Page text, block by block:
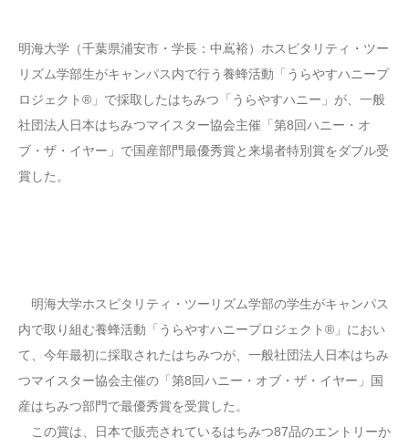
明海大学（千葉県浦安市・学長：中嶌裕）ホスピタリティ・ツー
リズム学部生がキャンパス内で行う養蜂活動「うらやすハニープ
ロジェクト®」で採取したはちみつ「うらやすハニー」が、一般
社団法人日本はちみつマイスター協会主催「第8回ハニー・オ
ブ・ザ・イヤー」で国産部門最優秀賞と来場者特別賞をダブル受
賞した。
明海大学ホスピタリティ・ツーリズム学部の学生がキャンパス
内で取り組む養蜂活動「うらやすハニープロジェクト®」におい
て、今年最初に採取されたはちみつが、一般社団法人日本はちみ
つマイスター協会主催の「第8回ハニー・オブ・ザ・イヤー」国
産はちみつ部門で最優秀賞を受賞した。
この賞は、日本で販売されているはちみつ87品のエントリーか